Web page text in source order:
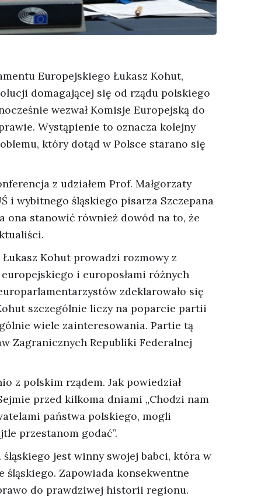
Europejskiego Łukasz Kohut,
domagającej się od rządu polskiego
wezwał Komisje Europejską do
Wystąpienie to oznacza kolejny
który dotąd w Polsce starano się
z udziałem Prof. Małgorzaty
i wybitnego śląskiego pisarza Szczepana
ona stanowić również dowód na to, że
Kohut prowadzi rozmowy z
i europosłami różnych
zdeklarowało się
szczególnie liczy na poparcie partii
wiele zainteresowania. Partie tą
Zagranicznych Republiki Federalnej
z polskim rządem. Jak powiedział
przed kilkoma dniami „Chodzi nam
państwa polskiego, mogli
przestanom godać”.
jest winny swojej babci, która w
śląskiego. Zapowiada konsekwentne
do prawdziwej historii regionu.